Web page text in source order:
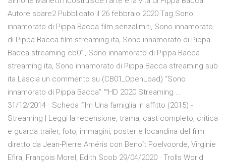
Autore soare2 Pubblicato il 26 febbraio 2020 Tag Sono
innamorato di Pippa Bacca film senzalimiti, Sono innamorato
di Pippa Bacca film streaming ita, Sono innamorato di Pippa
Bacca streaming cb01, Sono innamorato di Pippa Bacca
streaming ita, Sono innamorato di Pippa Bacca streaming sub
ita Lascia un commento su (CB01_OpenLoad) “Sono
innamorato di Pippa Bacca” ™HD 2020 Streaming …
31/12/2014 · Scheda film Una famiglia in affitto (2015) -
Streaming | Leggi la recensione, trama, cast completo, critica
e guarda trailer, foto, immagini, poster e locandina del film
diretto da Jean-Pierre Améris con Benoît Poelvoorde, Virginie
Efira, François Morel, Edith Scob 29/04/2020 · Trolls World